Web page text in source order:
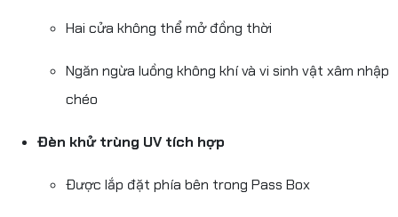
Hai cửa không thể mở đồng thời
Ngăn ngừa luồng không khí và vi sinh vật xâm nhập
chéo
Đèn khử trùng UV tích hợp
Được lắp đặt phía bên trong Pass Box